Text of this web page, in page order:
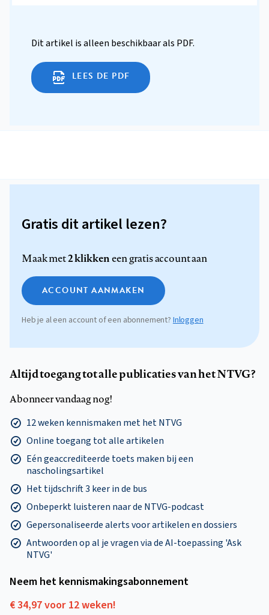
Dit artikel is alleen beschikbaar als PDF.
LEES DE PDF
Gratis dit artikel lezen?
Maak met2 klikkeneen gratis account aan
ACCOUNT AANMAKEN
Heb je al een account of een abonnement? Inloggen
Altijd toegang tot alle publicaties van het NTVG?
Abonneer vandaag nog!
12 weken kennismaken met het NTVG
Online toegang tot alle artikelen
Eén geaccrediteerde toets maken bij een
nascholingsartikel
Het tijdschrift 3 keer in de bus
Onbeperkt luisteren naar de NTVG-podcast
Gepersonaliseerde alerts voor artikelen en dossiers
Antwoorden op al je vragen via de AI-toepassing 'Ask
NTVG'
Neem het kennismakings­abonnement
€ 34,97 voor 12 weken!